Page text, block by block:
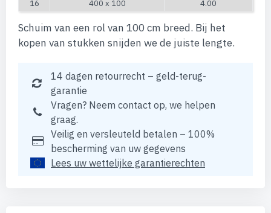
16
400 x 100 4.00
Schuim van een rol van 100 cm breed. Bij het
kopen van stukken snijden we de juiste lengte.
14 dagen retourrecht – geld-terug-
garantie
Vragen? Neem contact op, we helpen
graag.
Veilig en versleuteld betalen – 100%
bescherming van uw gegevens
Lees uw wettelijke garantierechten